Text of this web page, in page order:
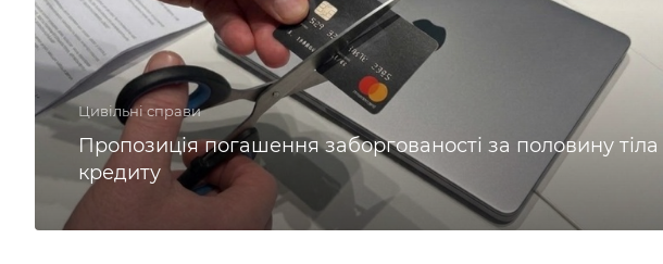
Цивільні справи
Пропозиція погашення заборгованості за половину тіла
кредиту